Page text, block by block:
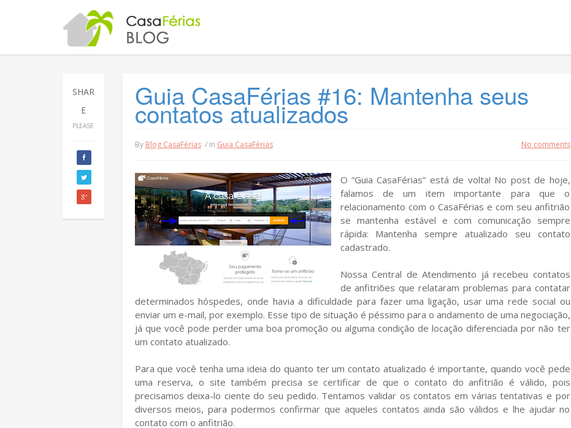
SHAR
E
PLEASE
Guia CasaFérias #16: Mantenha seus
contatos atualizados
By Blog CasaFérias / in Guia CasaFérias No comments
O “Guia CasaFérias” está de volta! No post de hoje,
falamos de um item importante para que o
relacionamento com o CasaFérias e com seu anfitrião
se mantenha estável e com comunicação sempre
rápida: Mantenha sempre atualizado seu contato
cadastrado.
Nossa Central de Atendimento já recebeu contatos
de anfitriões que relataram problemas para contatar
determinados hóspedes, onde havia a dificuldade para fazer uma ligação, usar uma rede social ou
enviar um e-mail, por exemplo. Esse tipo de situação é péssimo para o andamento de uma negociação,
já que você pode perder uma boa promoção ou alguma condição de locação diferenciada por não ter
um contato atualizado.
Para que você tenha uma ideia do quanto ter um contato atualizado é importante, quando você pede
uma reserva, o site também precisa se certificar de que o contato do anfitrião é válido, pois
precisamos deixa-lo ciente do seu pedido. Tentamos validar os contatos em várias tentativas e por
diversos meios, para podermos confirmar que aqueles contatos ainda são válidos e lhe ajudar no
contato com o anfitrião.